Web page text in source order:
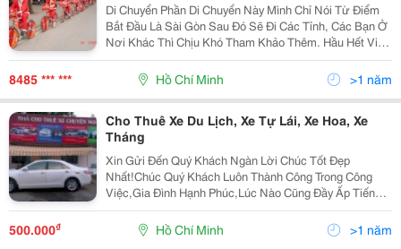
Di Chuyển Phần Di Chuyển Này Mình Chỉ Nói Từ Điểm
Bắt Đầu Là Sài Gòn Sau Đó Sẽ Đi Các Tỉnh, Các Bạn Ở
Nơi Khác Thì Chịu Khó Tham Khảo Thêm. Hầu Hết Việc
Di Chuyển Ở Khu Vực Miền Tây Đều Di Chuyển Bằng
Ôtô. Các Bạn Có Thể Ra Bến Xe Miền Tây (Địa Chỉ:
8485 *** *** Hồ Chí Minh >1 năm
Cho Thuê Xe Du Lịch, Xe Tự Lái, Xe Hoa, Xe
Tháng
Xin Gửi Đến Quý Khách Ngàn Lời Chúc Tốt Đẹp
Nhất!Chúc Quý Khách Luôn Thành Công Trong Công
Việc,Gia Đình Hạnh Phúc,Lúc Nào Cũng Đầy Ấp Tiếng
Cười!Chúc Kinh Tế Gia Đình Ngày Càng Khấm Khá Để
Quý Khách Được Thỏa Niềm Đam Mê Đi Chu Du Bốn
Bể Bên Cạnh Nh
500.000₫ Hồ Chí Minh >1 năm